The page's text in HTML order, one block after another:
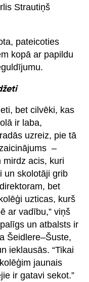
Strautiņš
pateicoties
kopā ar papildu
bet cilvēki, kas
ir laba,
uzreiz, pie tā
–
mirdz acis, kuri
un skolotāji grib
bet
uzticas, kurš
ar vadību,” viņš
un atbalsts ir
Šeidlere–Šuste,
ieklausās. “Tikai
jaunais
ir gatavi sekot.”